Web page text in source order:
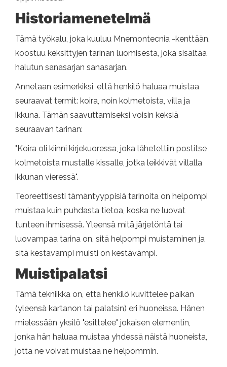
Historiamenetelmä
Tämä työkalu, joka kuuluu Mnemontecnia -kenttään,
koostuu keksittyjen tarinan luomisesta, joka sisältää
halutun sanasarjan sanasarjan.
Annetaan esimerkiksi, että henkilö haluaa muistaa
seuraavat termit: koira, noin kolmetoista, villa ja
ikkuna. Tämän saavuttamiseksi voisin keksiä
seuraavan tarinan:
"Koira oli kiinni kirjekuoressa, joka lähetettiin postitse
kolmetoista mustalle kissalle, jotka leikkivät villalla
ikkunan vieressä".
Teoreettisesti tämäntyyppisiä tarinoita on helpompi
muistaa kuin puhdasta tietoa, koska ne luovat
tunteen ihmisessä. Yleensä mitä järjetöntä tai
luovampaa tarina on, sitä helpompi muistaminen ja
sitä kestävämpi muisti on kestävämpi.
Muistipalatsi
Tämä tekniikka on, että henkilö kuvittelee paikan
(yleensä kartanon tai palatsin) eri huoneissa. Hänen
mielessään yksilö "esittelee" jokaisen elementin,
jonka hän haluaa muistaa yhdessä näistä huoneista,
jotta ne voivat muistaa ne helpommin.